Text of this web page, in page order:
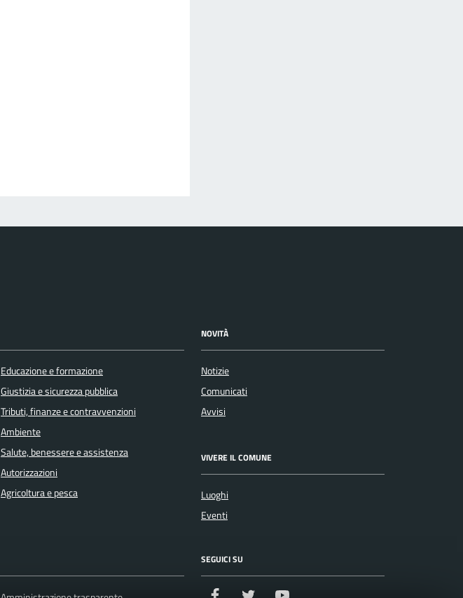
Educazione e formazione
Giustizia e sicurezza pubblica
Tributi, finanze e contravvenzioni
Ambiente
Salute, benessere e assistenza
Autorizzazioni
Agricoltura e pesca
NOVITÀ
Notizie
Comunicati
Avvisi
VIVERE IL COMUNE
Luoghi
Eventi
SEGUICI SU